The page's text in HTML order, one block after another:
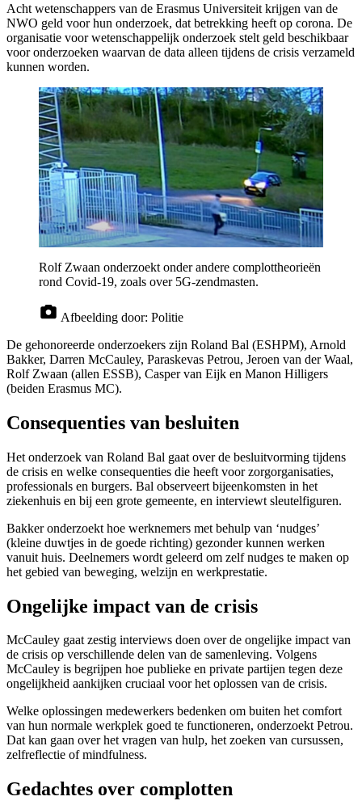
Acht wetenschappers van de Erasmus Universiteit krijgen van de
NWO geld voor hun onderzoek, dat betrekking heeft op corona. De
organisatie voor wetenschappelijk onderzoek stelt geld beschikbaar
voor onderzoeken waarvan de data alleen tijdens de crisis verzameld
kunnen worden.
Rolf Zwaan onderzoekt onder andere complottheorieën
rond Covid-19, zoals over 5G-zendmasten.
Afbeelding door: Politie
De gehonoreerde onderzoekers zijn Roland Bal (ESHPM), Arnold
Bakker, Darren McCauley, Paraskevas Petrou, Jeroen van der Waal,
Rolf Zwaan (allen ESSB), Casper van Eijk en Manon Hilligers
(beiden Erasmus MC).
Consequenties van besluiten
Het onderzoek van Roland Bal gaat over de besluitvorming tijdens
de crisis en welke consequenties die heeft voor zorgorganisaties,
professionals en burgers. Bal observeert bijeenkomsten in het
ziekenhuis en bij een grote gemeente, en interviewt sleutelfiguren.
Bakker onderzoekt hoe werknemers met behulp van ‘nudges’
(kleine duwtjes in de goede richting) gezonder kunnen werken
vanuit huis. Deelnemers wordt geleerd om zelf nudges te maken op
het gebied van beweging, welzijn en werkprestatie.
Ongelijke impact van de crisis
McCauley gaat zestig interviews doen over de ongelijke impact van
de crisis op verschillende delen van de samenleving. Volgens
McCauley is begrijpen hoe publieke en private partijen tegen deze
ongelijkheid aankijken cruciaal voor het oplossen van de crisis.
Welke oplossingen medewerkers bedenken om buiten het comfort
van hun normale werkplek goed te functioneren, onderzoekt Petrou.
Dat kan gaan over het vragen van hulp, het zoeken van cursussen,
zelfreflectie of mindfulness.
Gedachtes over complotten